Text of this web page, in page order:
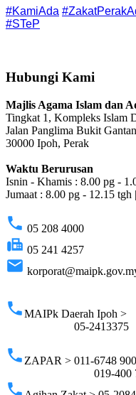
#KamiAda
#STeP
Hubungi Kami
Majlis Agama Islam dan
Tingkat 1, Kompleks Islam
Jalan Panglima Bukit
30000 Ipoh, Perak
Waktu Berurusan
Isnin - Khamis : 8.00 pg -
Jumaat : 8.00 pg - 12.15
phone 05 208 4000
fax 05 241 4257
email
phoneMAIPk Daerah Ipoh >
05-2413375
phone ZAPAR > 011-6748
019-400
phone